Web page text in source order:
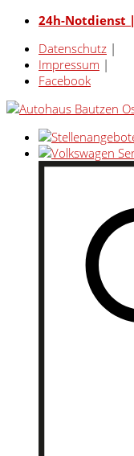
24h-Notdienst |
Datenschutz |
Impressum |
Facebook